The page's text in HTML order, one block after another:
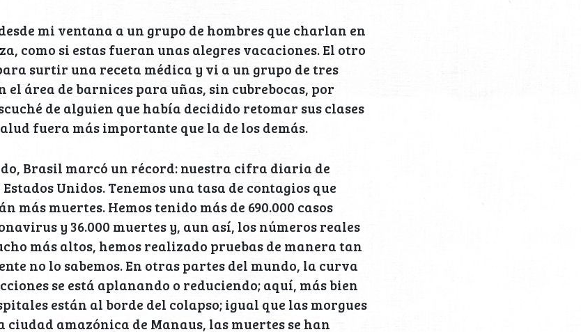
mi ventana a un grupo de hombres que charlan en
como si estas fueran unas alegres vacaciones. El otro
surtir una receta médica y vi a un grupo de tres
el área de barnices para uñas, sin cubrebocas, por
de alguien que había decidido retomar sus clases
fuera más importante que la de los demás.
Brasil marcó un récord: nuestra cifra diaria de
Unidos. Tenemos una tasa de contagios que
muertes. Hemos tenido más de 690.000 casos
y 36.000 muertes y, aun así, los números reales
más altos, hemos realizado pruebas de manera tan
no lo sabemos. En otras partes del mundo, la curva
se está aplanando o reduciendo; aquí, más bien
están al borde del colapso; igual que las morgues
ciudad amazónica de Manaus, las muertes se han